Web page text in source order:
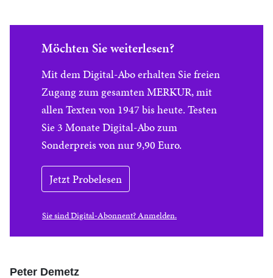
Möchten Sie weiterlesen?
Mit dem Digital-Abo erhalten Sie freien
Zugang zum gesamten MERKUR, mit
allen Texten von 1947 bis heute. Testen
Sie 3 Monate Digital-Abo zum
Sonderpreis von nur 9,90 Euro.
Jetzt Probelesen
Sie sind Digital-Abonnent? Anmelden.
Peter Demetz